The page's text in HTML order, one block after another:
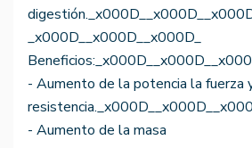
_x000D__x000D__x000D_
- Aumento de la potencia la fuerza
- Aumento de la masa